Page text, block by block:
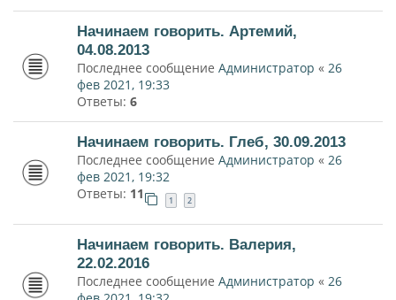
Начинаем говорить. Артемий,
04.08.2013
Последнее сообщение Администратор « 26
фев 2021, 19:33
Ответы: 6
Начинаем говорить. Глеб, 30.09.2013
Последнее сообщение Администратор « 26
фев 2021, 19:32
Ответы: 11 1 2
Начинаем говорить. Валерия,
22.02.2016
Последнее сообщение Администратор « 26